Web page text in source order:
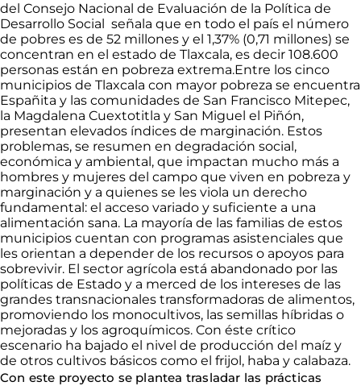
del Consejo Nacional de Evaluación de la Política de
Desarrollo Social señala que en todo el país el número
de pobres es de 52 millones y el 1,37% (0,71 millones) se
concentran en el estado de Tlaxcala, es decir 108.600
personas están en pobreza extrema.Entre los cinco
municipios de Tlaxcala con mayor pobreza se encuentra
Españita y las comunidades de San Francisco Mitepec,
la Magdalena Cuextotitla y San Miguel el Piñón,
presentan elevados índices de marginación. Estos
problemas, se resumen en degradación social,
económica y ambiental, que impactan mucho más a
hombres y mujeres del campo que viven en pobreza y
marginación y a quienes se les viola un derecho
fundamental: el acceso variado y suficiente a una
alimentación sana. La mayoría de las familias de estos
municipios cuentan con programas asistenciales que
les orientan a depender de los recursos o apoyos para
sobrevivir. El sector agrícola está abandonado por las
políticas de Estado y a merced de los intereses de las
grandes transnacionales transformadoras de alimentos,
promoviendo los monocultivos, las semillas híbridas o
mejoradas y los agroquímicos. Con éste crítico
escenario ha bajado el nivel de producción del maíz y
de otros cultivos básicos como el frijol, haba y calabaza.
Con este proyecto se plantea trasladar las prácticas